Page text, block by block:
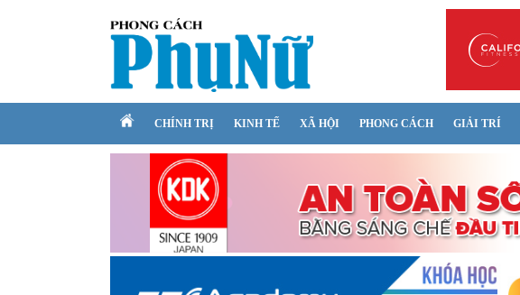
CHÍNH TRỊ KINH TẾ XÃ HỘI PHONG CÁCH GIẢI TRÍ